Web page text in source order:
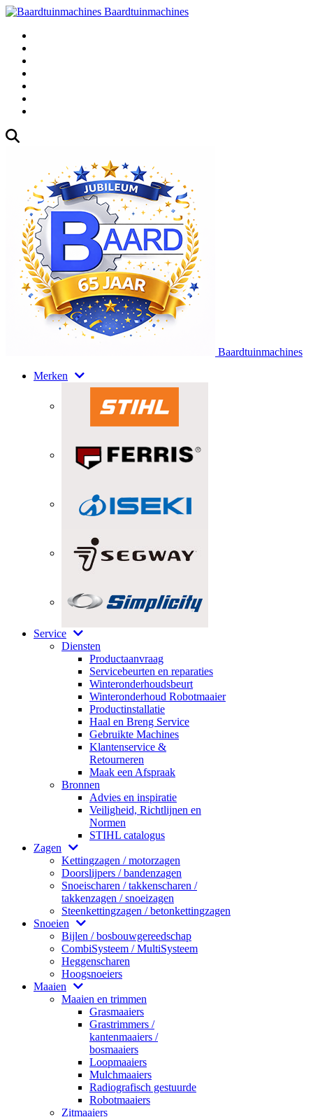
Baardtuinmachines
Baardtuinmachines
Merken
Service
Diensten
Productaanvraag
Servicebeurten en reparaties
Winteronderhoudsbeurt
Winteronderhoud Robotmaaier
Productinstallatie
Haal en Breng Service
Gebruikte Machines
Klantenservice &
Retourneren
Maak een Afspraak
Bronnen
Advies en inspiratie
Veiligheid, Richtlijnen en
Normen
STIHL catalogus
Zagen
Kettingzagen / motorzagen
Doorslijpers / bandenzagen
Snoeischaren / takkenscharen /
takkenzagen / snoeizagen
Steenkettingzagen / betonkettingzagen
Snoeien
Bijlen / bosbouwgereedschap
CombiSysteem / MultiSysteem
Heggenscharen
Hoogsnoeiers
Maaien
Maaien en trimmen
Grasmaaiers
Grastrimmers /
kantenmaaiers /
bosmaaiers
Loopmaaiers
Mulchmaaiers
Radiografisch gestuurde
Robotmaaiers
Zitmaaiers